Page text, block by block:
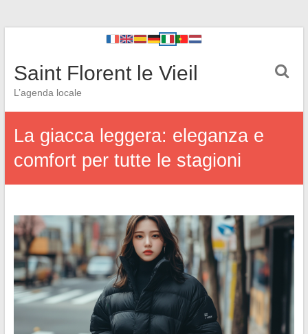
Saint Florent le Vieil
L’agenda locale
La giacca leggera: eleganza e
comfort per tutte le stagioni